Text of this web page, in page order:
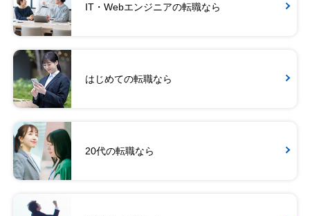
IT・Webエンジニアの転職なら
はじめての転職なら
20代の転職なら